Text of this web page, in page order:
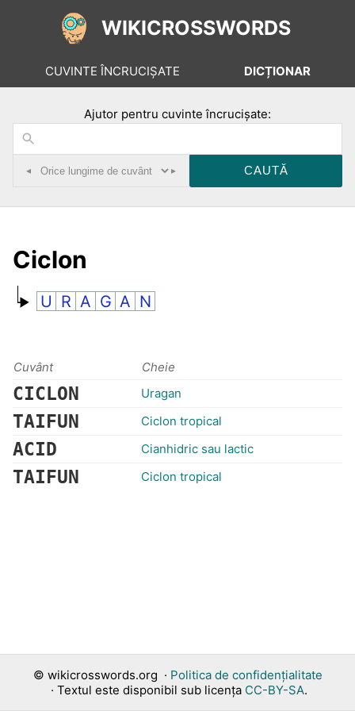
WIKICROSSWORDS
CUVINTE ÎNCRUCIȘATE DICȚIONAR
Ajutor pentru cuvinte încrucișate:
◂ ▸
Ciclon
U R A G A N
Cuvânt Cheie
CICLON Uragan
TAIFUN Ciclon tropical
ACID Cianhidric sau lactic
TAIFUN Ciclon tropical
© wikicrosswords.org · Politica de confidențialitate
· Textul este disponibil sub licența CC-BY-SA.